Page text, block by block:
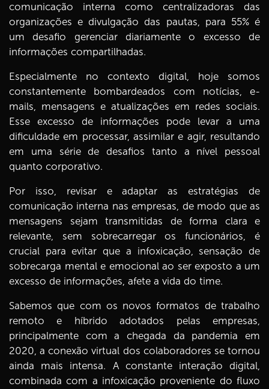
comunicação interna como centralizadoras das
organizações e divulgação das pautas, para 55% é
um desafio gerenciar diariamente o excesso de
informações compartilhadas.
Especialmente no contexto digital, hoje somos
constantemente bombardeados com notícias, e-
mails, mensagens e atualizações em redes sociais.
Esse excesso de informações pode levar a uma
dificuldade em processar, assimilar e agir, resultando
em uma série de desafios tanto a nível pessoal
quanto corporativo.
Por isso, revisar e adaptar as estratégias de
comunicação interna nas empresas, de modo que as
mensagens sejam transmitidas de forma clara e
relevante, sem sobrecarregar os funcionários, é
crucial para evitar que a infoxicação, sensação de
sobrecarga mental e emocional ao ser exposto a um
excesso de informações, afete a vida do time.
Sabemos que com os novos formatos de trabalho
remoto e híbrido adotados pelas empresas,
principalmente com a chegada da pandemia em
2020, a conexão virtual dos colaboradores se tornou
ainda mais intensa. A constante interação digital,
combinada com a infoxicação proveniente do fluxo